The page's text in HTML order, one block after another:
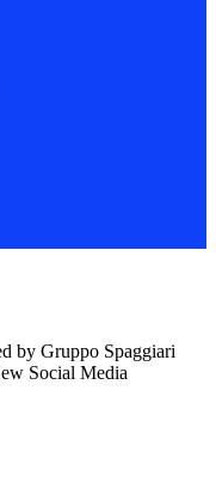
by Gruppo Spaggiari
Social Media